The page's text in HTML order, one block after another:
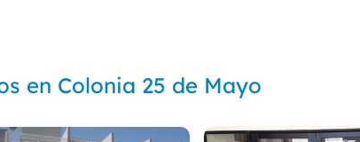
en Colonia 25 de Mayo